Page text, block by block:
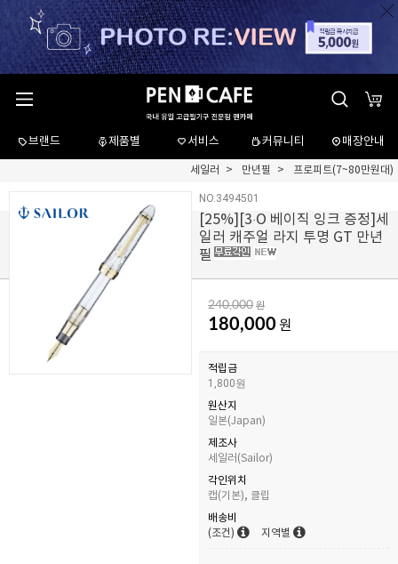
브랜드 제품별 서비스 커뮤니티 매장안내
세일러 만년필 프로피트(7~80만원대)
NO.3494501
[25%][3·O 베이직 잉크 증정]세
일러 캐주얼 라지 투명 GT 만년
필
240,000 원
180,000 원
적립금
1,800원
원산지
일본(Japan)
제조사
세일러(Sailor)
각인위치
캡(기본), 클립
배송비
(조건)
지역별